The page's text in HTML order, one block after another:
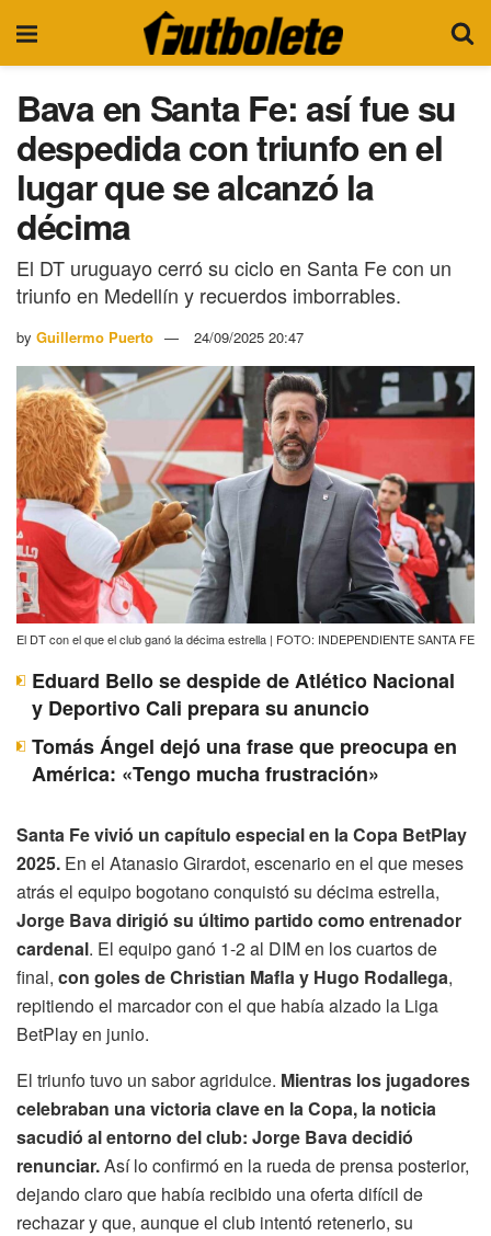
Bava en Santa Fe: así fue su
despedida con triunfo en el
lugar que se alcanzó la
décima
El DT uruguayo cerró su ciclo en Santa Fe con un
triunfo en Medellín y recuerdos imborrables.
by Guillermo Puerto 24/09/2025 20:47
El DT con el que el club ganó la décima estrella | FOTO: INDEPENDIENTE SANTA FE
Eduard Bello se despide de Atlético Nacional
y Deportivo Cali prepara su anuncio
Tomás Ángel dejó una frase que preocupa en
América: «Tengo mucha frustración»
Santa Fe vivió un capítulo especial en la Copa BetPlay
2025. En el Atanasio Girardot, escenario en el que meses
atrás el equipo bogotano conquistó su décima estrella,
Jorge Bava dirigió su último partido como entrenador
cardenal. El equipo ganó 1-2 al DIM en los cuartos de
final, con goles de Christian Mafla y Hugo Rodallega,
repitiendo el marcador con el que había alzado la Liga
BetPlay en junio.
El triunfo tuvo un sabor agridulce. Mientras los jugadores
celebraban una victoria clave en la Copa, la noticia
sacudió al entorno del club: Jorge Bava decidió
renunciar.Así lo confirmó en la rueda de prensa posterior,
dejando claro que había recibido una oferta difícil de
rechazar y que, aunque el club intentó retenerlo, su